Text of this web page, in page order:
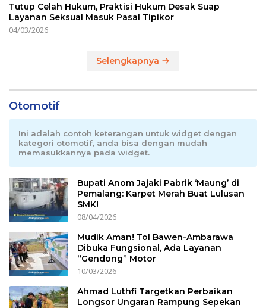
Tutup Celah Hukum, Praktisi Hukum Desak Suap
Layanan Seksual Masuk Pasal Tipikor
04/03/2026
Selengkapnya
Otomotif
Ini adalah contoh keterangan untuk widget dengan
kategori otomotif, anda bisa dengan mudah
memasukkannya pada widget.
Bupati Anom Jajaki Pabrik ‘Maung’ di
Pemalang: Karpet Merah Buat Lulusan
SMK!
08/04/2026
Mudik Aman! Tol Bawen-Ambarawa
Dibuka Fungsional, Ada Layanan
“Gendong” Motor
10/03/2026
Ahmad Luthfi Targetkan Perbaikan
Longsor Ungaran Rampung Sepekan